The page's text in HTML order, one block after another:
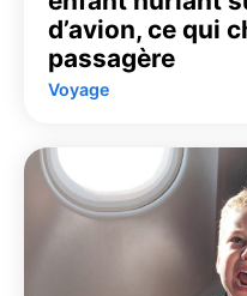
d’avion, ce qui
passagère
Voyage